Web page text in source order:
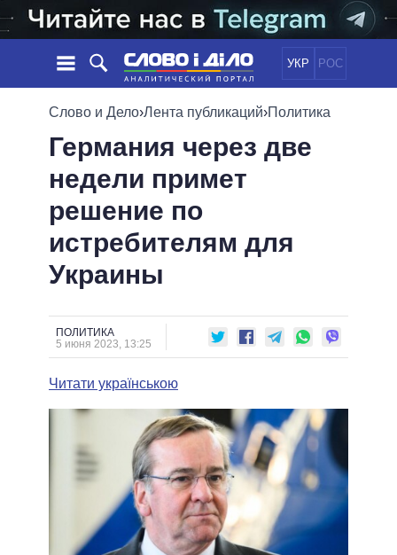
УКР РОС
НОВОСТИ
ЛЕНТА
СОБЫТИЯ
СТАТЬИ
ОБЗОРЫ
ДАЙДЖЕСТЫ
ПОЛИТИКА
ЭКОНОМИКА
ОБЕЩАНИЯ
ПОЛИТИКИ
ВСЕ ПОЛИТИКИ
ПРЕЗИДЕНТ И ОФИС
ВЕРХОВНАЯ РАДА
ГЛАВЫ ОБЛАДМИНИСТРАЦИЙ
МЭРЫ
ВСЕ ПЕРСОНЫ
СРАВНЕНИЕ ПОЛИТИКОВ
Слово и Дело›Лента публикаций›Политика
Германия через две
недели примет
решение по
истребителям для
Украины
ПОЛИТИКА
5 июня 2023, 13:25
Читати українською